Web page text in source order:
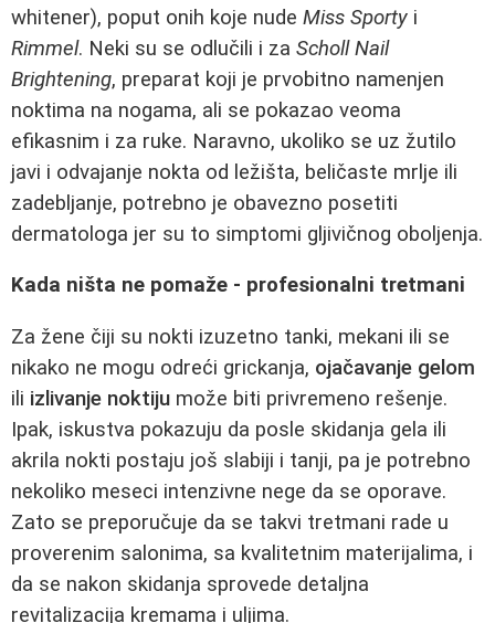
whitener), poput onih koje nude Miss Sporty i
Rimmel. Neki su se odlučili i za Scholl Nail
Brightening, preparat koji je prvobitno namenjen
noktima na nogama, ali se pokazao veoma
efikasnim i za ruke. Naravno, ukoliko se uz žutilo
javi i odvajanje nokta od ležišta, beličaste mrlje ili
zadebljanje, potrebno je obavezno posetiti
dermatologa jer su to simptomi gljivičnog oboljenja.
Kada ništa ne pomaže - profesionalni tretmani
Za žene čiji su nokti izuzetno tanki, mekani ili se
nikako ne mogu odreći grickanja, ojačavanje gelom
ili izlivanje noktiju može biti privremeno rešenje.
Ipak, iskustva pokazuju da posle skidanja gela ili
akrila nokti postaju još slabiji i tanji, pa je potrebno
nekoliko meseci intenzivne nege da se oporave.
Zato se preporučuje da se takvi tretmani rade u
proverenim salonima, sa kvalitetnim materijalima, i
da se nakon skidanja sprovede detaljna
revitalizacija kremama i uljima.